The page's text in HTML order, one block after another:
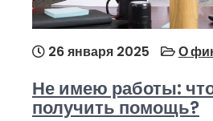
26 января 2025 О
Не имею работы:
получить помощь?